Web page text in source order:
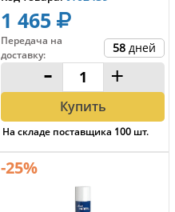
1 465
Передача на
доставку: 58 дней
- +
Купить
На складе поставщика 100 шт.
-25%